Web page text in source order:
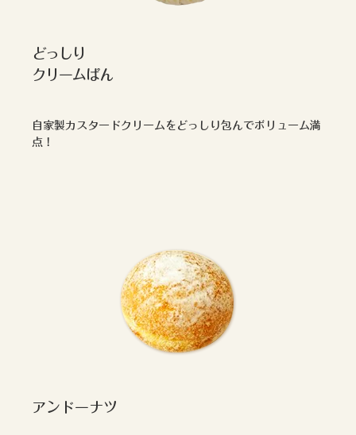
どっしり
クリームぱん
自家製カスタードクリームをどっしり包んでボリューム満
点！
アンドーナツ